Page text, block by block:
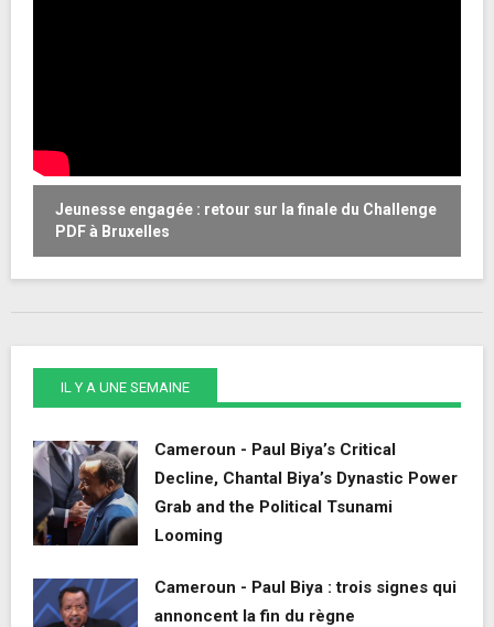
Jeunesse engagée : retour sur la finale du Challenge
PDF à Bruxelles
IL Y A UNE SEMAINE
Cameroun - Paul Biya’s Critical
Decline, Chantal Biya’s Dynastic Power
Grab and the Political Tsunami
Looming
Cameroun - Paul Biya : trois signes qui
annoncent la fin du règne